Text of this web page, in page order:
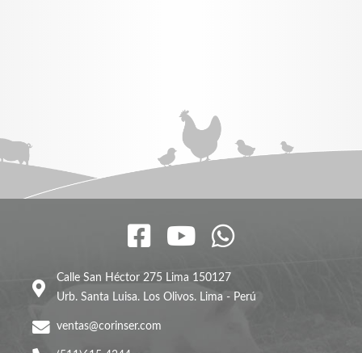
Calle San Héctor 275 Lima 150127
Urb. Santa Luisa. Los Olivos. Lima - Perú
ventas@corinser.com